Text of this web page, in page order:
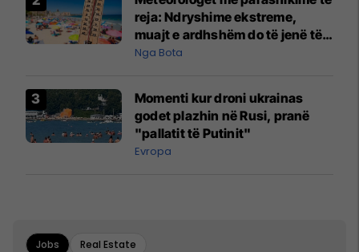
reja: Ndryshime ekstreme,
muajt e ardhshëm do të jenë të
pazakontë
Nga Bota
Momenti kur droni ukrainas
godet plazhin në Rusi, pranë
"pallatit të Putinit"
Evropa
Jobs Real Estate